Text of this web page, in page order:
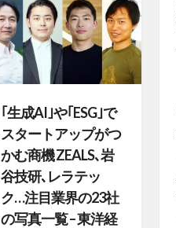
｢生成AI｣や｢ESG｣で
スタートアップがつ
かむ商機 ZEALS､岩
谷技研､レラテッ
ク…注目業界の23社
の写真一覧 – 東洋経